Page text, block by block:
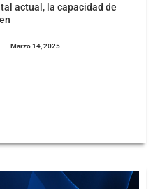
actual, la capacidad de
Marzo 14, 2025